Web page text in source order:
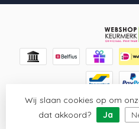
© Copyright 2026 Glaskunst
Lightspeed design
Wij slaan cookies op om
dat akkoord?
Ja